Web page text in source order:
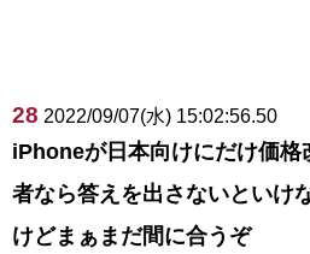
28 2022/09/07(水) 15:02:56.50
iPhoneが日本向けにだけ価格
者なら答えを出さないといけ
けどまぁまだ間に合うぞ